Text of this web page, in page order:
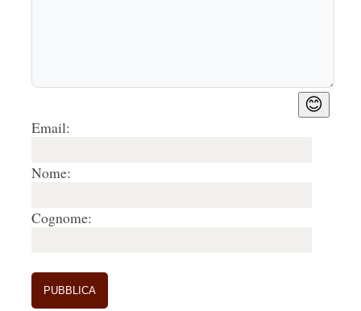
😊
Email:
Nome:
Cognome: